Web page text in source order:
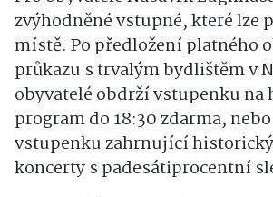
zvýhodněné vstupné, které lze
místě. Po předložení platného
průkazu s trvalým bydlištěm v
obyvatelé obdrží vstupenku
program do 18:30 zdarma,
vstupenku zahrnující
koncerty s padesátiprocentní